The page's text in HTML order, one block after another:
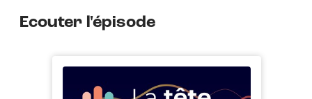
Ecouter l'épisode